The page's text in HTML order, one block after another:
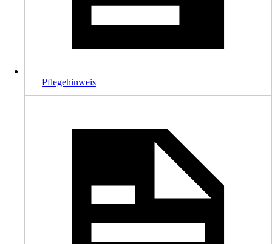
Pflegehinweis